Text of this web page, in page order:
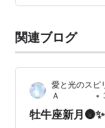
スマホゲーム急
拶をすませ新月
関連ブログ
愛と光のスピ
Ａ
•
牡牛座新月